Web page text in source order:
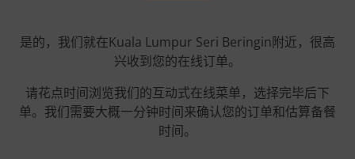
是的，我们就在Kuala Lumpur Seri Beringin附近，很高
兴收到您的在线订单。
请花点时间浏览我们的互动式在线菜单，选择完毕后下
单。我们需要大概一分钟时间来确认您的订单和估算备餐
时间。